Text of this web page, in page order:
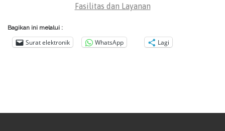
Fasilitas dan Layanan
Bagikan ini melalui :
Surat elektronik WhatsApp Lagi